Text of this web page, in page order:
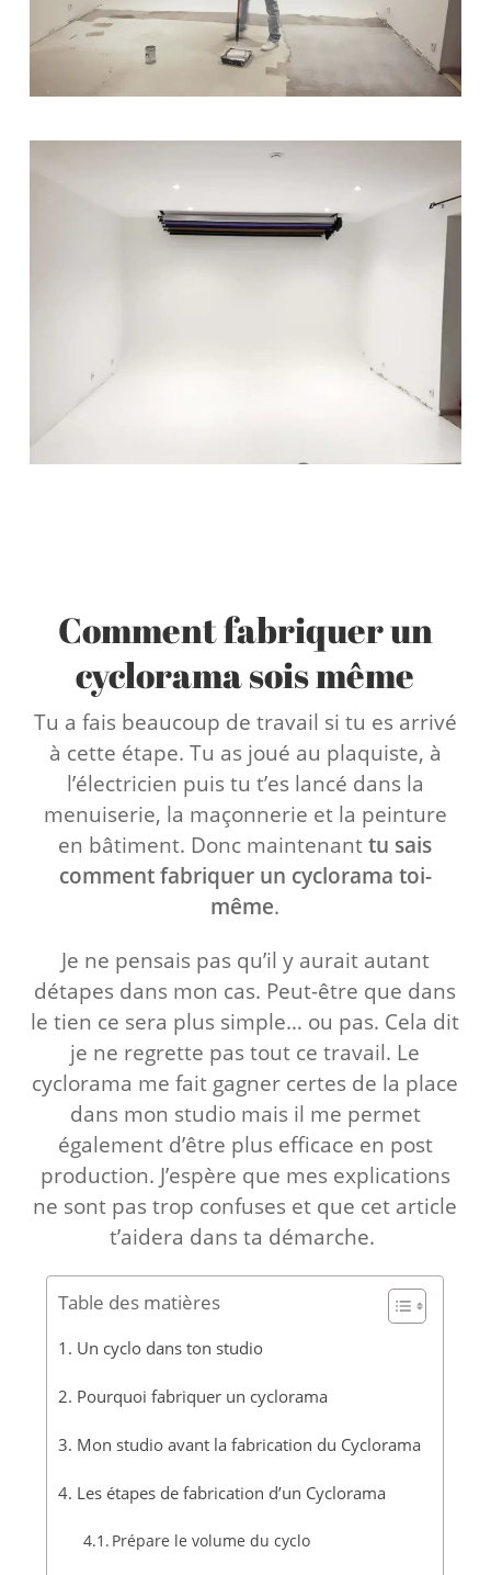
Comment fabriquer un
cyclorama sois même
Tu a fais beaucoup de travail si tu es arrivé
à cette étape. Tu as joué au plaquiste, à
l’électricien puis tu t’es lancé dans la
menuiserie, la maçonnerie et la peinture
en bâtiment. Donc maintenanttu sais
comment fabriquer un cyclorama toi-
même.
Je ne pensais pas qu’il y aurait autant
détapes dans mon cas. Peut-être que dans
le tien ce sera plus simple… ou pas. Cela dit
je ne regrette pas tout ce travail. Le
cyclorama me fait gagner certes de la place
dans mon studio mais il me permet
également d’être plus efficace en post
production. J’espère que mes explications
ne sont pas trop confuses et que cet article
t’aidera dans ta démarche.
Table des matières
Un cyclo dans ton studio
Pourquoi fabriquer un cyclorama
Mon studio avant la fabrication du Cyclorama
Les étapes de fabrication d’un Cyclorama
Prépare le volume du cyclo